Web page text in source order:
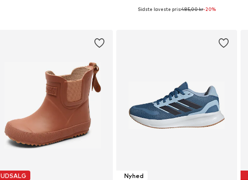
Tilgængelige størrelser: 19, 20, 21, 22, 23
Sidste laveste pris:485,00 kr-20%
UDSALG Nyhed